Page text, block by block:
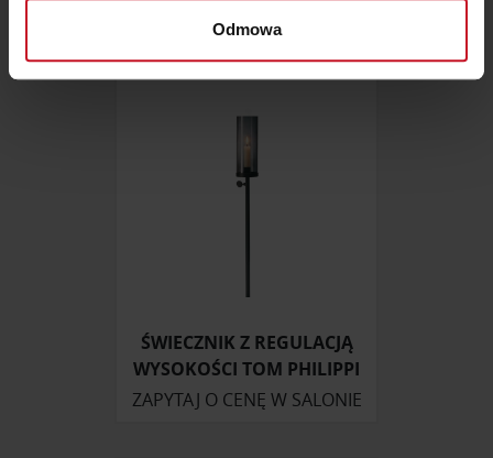
dane są przetwarzane oraz ustaw własne preferencje w
zmienić lub wycofać swoją zgodę w dowolnej chwili.
analizować ruch w naszej witrynie. Informacje o tym, jak
Odmowa
ŚWIECZNIK Z REGULACJĄ
WYSOKOŚCI TOM PHILIPPI
ZAPYTAJ O CENĘ W SALONIE